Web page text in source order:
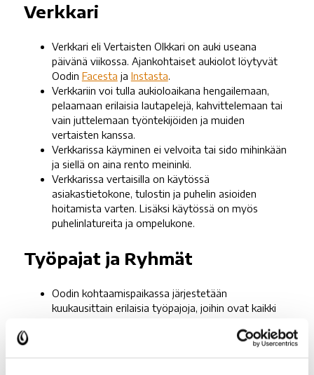
Verkkari
Verkkari eli Vertaisten Olkkari on auki useana
päivänä viikossa. Ajankohtaiset aukiolot löytyvät
Oodin Facesta ja Instasta.
Verkkariin voi tulla aukioloaikana hengailemaan,
pelaamaan erilaisia lautapelejä, kahvittelemaan tai
vain juttelemaan työntekijöiden ja muiden
vertaisten kanssa.
Verkkarissa käyminen ei velvoita tai sido mihinkään
ja siellä on aina rento meininki.
Verkkarissa vertaisilla on käytössä
asiakastietokone, tulostin ja puhelin asioiden
hoitamista varten. Lisäksi käytössä on myös
puhelinlatureita ja ompelukone.
Työpajat ja Ryhmät
Oodin kohtaamispaikassa järjestetään
kuukausittain erilaisia työpajoja, joihin ovat kaikki
Työpajojen teemat vaihtelevat ja ne voivat liittyä